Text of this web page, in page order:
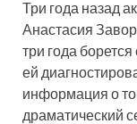
Три года назад
Анастасия
три года
ей
информация о
драматический